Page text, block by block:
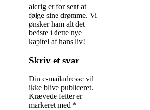
aldrig er for sent at
følge sine drømme. Vi
ønsker ham alt det
bedste i dette nye
kapitel af hans liv!
Indlægsnavigation
Skriv et svar
Din e-mailadresse vil
ikke blive publiceret.
Krævede felter er
markeret med *